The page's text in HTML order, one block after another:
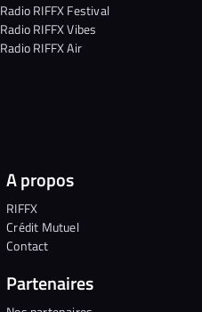
Radio RIFFX Festival
Radio RIFFX Vibes
Radio RIFFX Air
A propos
RIFFX
Crédit Mutuel
Contact
Partenaires